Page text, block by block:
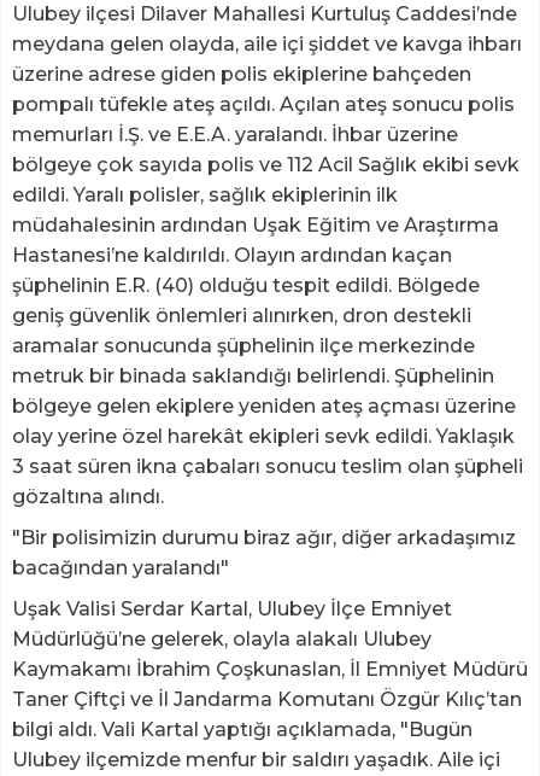
Ulubey ilçesi Dilaver Mahallesi Kurtuluş Caddesi’nde
meydana gelen olayda, aile içi şiddet ve kavga ihbarı
üzerine adrese giden polis ekiplerine bahçeden
pompalı tüfekle ateş açıldı. Açılan ateş sonucu polis
memurları İ.Ş. ve E.E.A. yaralandı. İhbar üzerine
bölgeye çok sayıda polis ve 112 Acil Sağlık ekibi sevk
edildi. Yaralı polisler, sağlık ekiplerinin ilk
müdahalesinin ardından Uşak Eğitim ve Araştırma
Hastanesi’ne kaldırıldı. Olayın ardından kaçan
şüphelinin E.R. (40) olduğu tespit edildi. Bölgede
geniş güvenlik önlemleri alınırken, dron destekli
aramalar sonucunda şüphelinin ilçe merkezinde
metruk bir binada saklandığı belirlendi. Şüphelinin
bölgeye gelen ekiplere yeniden ateş açması üzerine
olay yerine özel harekât ekipleri sevk edildi. Yaklaşık
3 saat süren ikna çabaları sonucu teslim olan şüpheli
gözaltına alındı.
"Bir polisimizin durumu biraz ağır, diğer arkadaşımız
bacağından yaralandı"
Uşak Valisi Serdar Kartal, Ulubey İlçe Emniyet
Müdürlüğü’ne gelerek, olayla alakalı Ulubey
Kaymakamı İbrahim Çoşkunaslan, İl Emniyet Müdürü
Taner Çiftçi ve İl Jandarma Komutanı Özgür Kılıç’tan
bilgi aldı. Vali Kartal yaptığı açıklamada, "Bugün
Ulubey ilçemizde menfur bir saldırı yaşadık. Aile içi